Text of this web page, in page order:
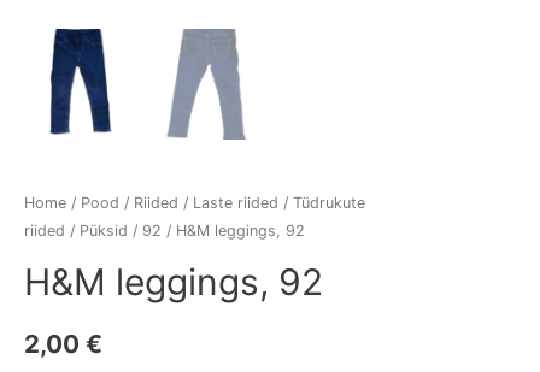
Home / Pood / Riided / Laste riided / Tüdrukute
riided / Püksid / 92 / H&M leggings, 92
H&M leggings, 92
2,00 €